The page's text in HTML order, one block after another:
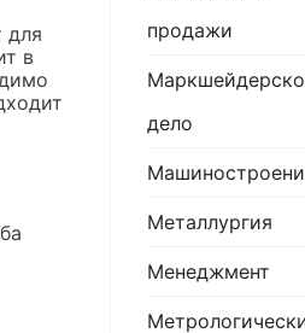
для
в
продажи
дело
Металлургия
Менеджмент